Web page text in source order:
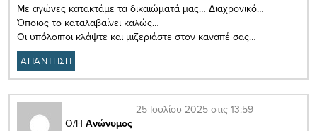
Με αγώνες κατακτάμε τα δικαιώματά μας… Διαχρονικό…
Όποιος το καταλαβαίνει καλώς…
Οι υπόλοιποι κλάψτε και μιζεριάστε στον καναπέ σας…
ΑΠΑΝΤΗΣΗ
Ο/Η Ανώνυμος
25 Ιουλίου 2025 στις 13:59